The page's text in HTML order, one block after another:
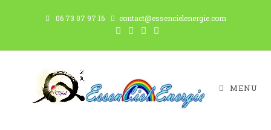
06 73 07 97 16 contact@essencielenergie.com
MENU